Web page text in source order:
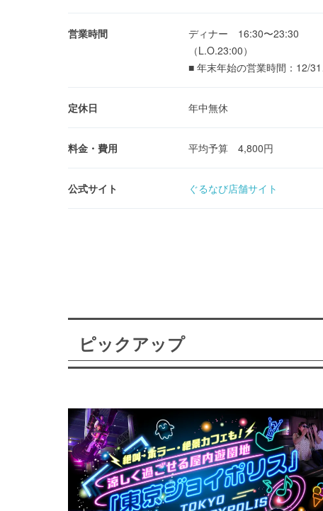
営業時間
ディナー 16:30〜23:30
（L.O.23:00）
■ 年末年始の営業時間：12/
定休日 年中無休
料金・費用 平均予算 4,800円
公式サイト ぐるなび店舗サイト
ピックアップ